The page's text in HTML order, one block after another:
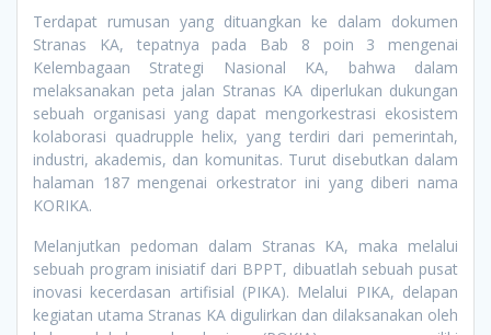
Terdapat rumusan yang dituangkan ke dalam dokumen
Stranas KA, tepatnya pada Bab 8 poin 3 mengenai
Kelembagaan Strategi Nasional KA, bahwa dalam
melaksanakan peta jalan Stranas KA diperlukan dukungan
sebuah organisasi yang dapat mengorkestrasi ekosistem
kolaborasi quadrupple helix, yang terdiri dari pemerintah,
industri, akademis, dan komunitas. Turut disebutkan dalam
halaman 187 mengenai orkestrator ini yang diberi nama
KORIKA.
Melanjutkan pedoman dalam Stranas KA, maka melalui
sebuah program inisiatif dari BPPT, dibuatlah sebuah pusat
inovasi kecerdasan artifisial (PIKA). Melalui PIKA, delapan
kegiatan utama Stranas KA digulirkan dan dilaksanakan oleh